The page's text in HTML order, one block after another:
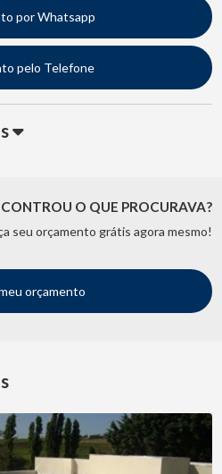
por Whatsapp
pelo Telefone
O QUE PROCURAVA?
seu orçamento grátis agora mesmo!
orçamento